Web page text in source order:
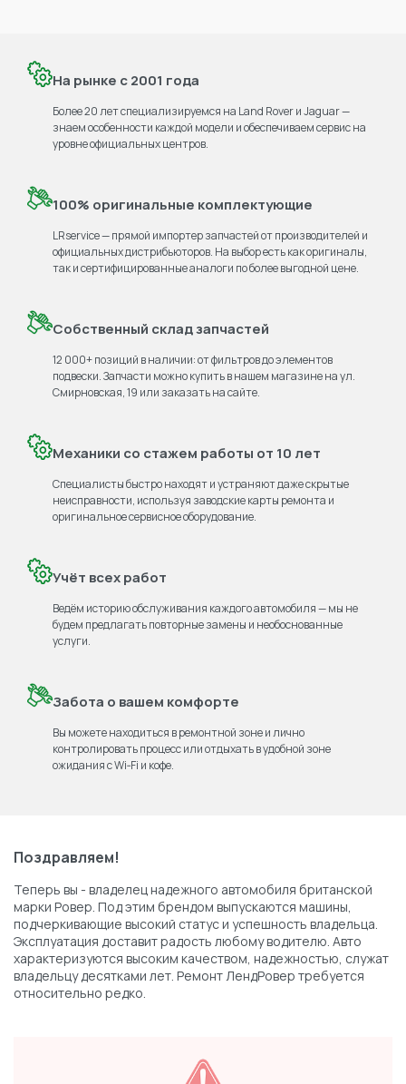
На рынке с 2001 года
Более 20 лет специализируемся на Land Rover и Jaguar —
знаем особенности каждой модели и обеспечиваем сервис на
уровне официальных центров.
100% оригинальные комплектующие
LRservice — прямой импортер запчастей от производителей и
официальных дистрибьюторов. На выбор есть как оригиналы,
так и сертифицированные аналоги по более выгодной цене.
Собственный склад запчастей
12 000+ позиций в наличии: от фильтров до элементов
подвески. Запчасти можно купить в нашем магазине на ул.
Смирновская, 19 или заказать на сайте.
Механики со стажем работы от 10 лет
Специалисты быстро находят и устраняют даже скрытые
неисправности, используя заводские карты ремонта и
оригинальное сервисное оборудование.
Учёт всех работ
Ведём историю обслуживания каждого автомобиля — мы не
будем предлагать повторные замены и необоснованные
услуги.
Забота о вашем комфорте
Вы можете находиться в ремонтной зоне и лично
контролировать процесс или отдыхать в удобной зоне
ожидания с Wi‑Fi и кофе.
Поздравляем!
Теперь вы - владелец надежного автомобиля британской
марки Ровер. Под этим брендом выпускаются машины,
подчеркивающие высокий статус и успешность владельца.
Эксплуатация доставит радость любому водителю. Авто
характеризуются высоким качеством, надежностью, служат
владельцу десятками лет. Ремонт ЛендРовер требуется
относительно редко.